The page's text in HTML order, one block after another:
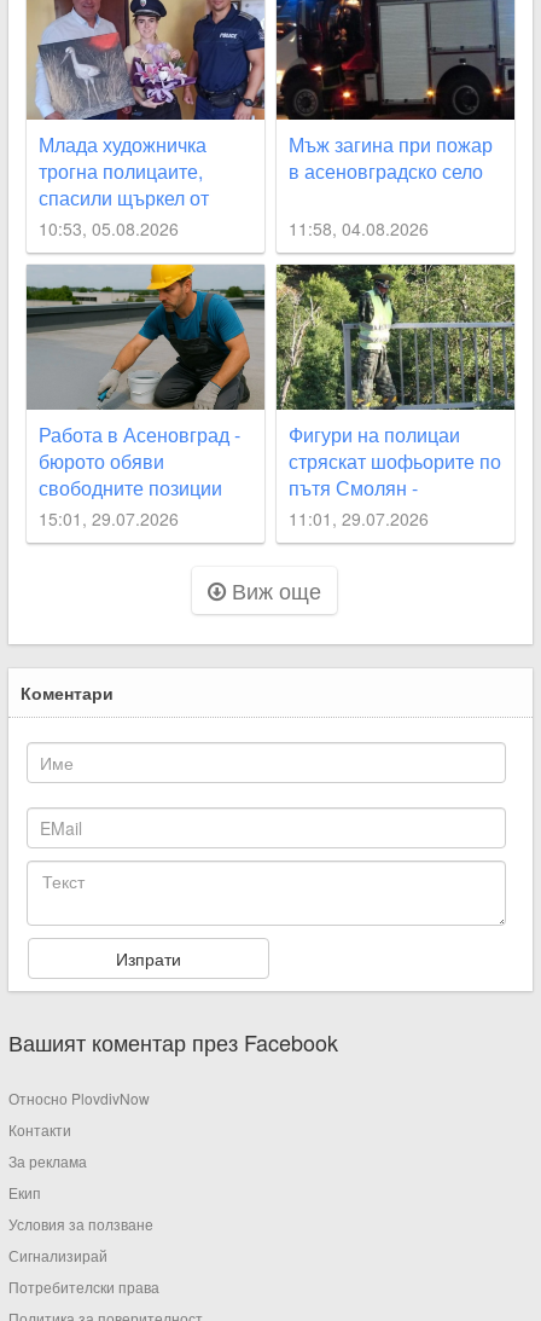
Млада художничка
трогна полицаите,
спасили щъркел от
огнения ад край
Асеновград
10:53, 05.08.2026
Мъж загина при пожар
в асеновградско село
11:58, 04.08.2026
Работа в Асеновград -
бюрото обяви
свободните позиции
15:01, 29.07.2026
Фигури на полицаи
стряскат шофьорите по
пътя Смолян -
Асеновград
11:01, 29.07.2026
Виж още
Коментари
Вашият коментар през Facebook
Относно PlovdivNow
Контакти
За реклама
Екип
Условия за ползване
Сигнализирай
Потребителски права